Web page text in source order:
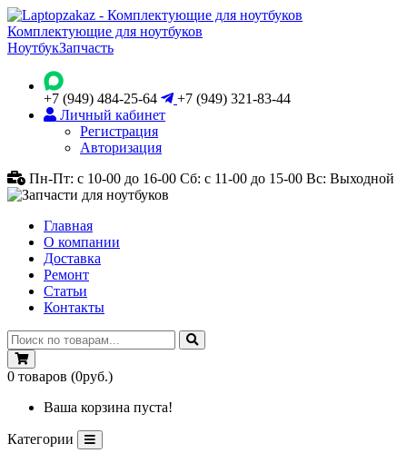
Комплектующие для ноутбуков
НоутбукЗапчасть
+7 (949) 484-25-64
+7 (949) 321-83-44
Личный кабинет
Регистрация
Авторизация
Пн-Пт: с 10-00 до 16-00 Сб: с 11-00 до 15-00 Вс: Выходной
Главная
О компании
Доставка
Ремонт
Статьи
Контакты
0 товаров (0руб.)
Ваша корзина пуста!
Категории